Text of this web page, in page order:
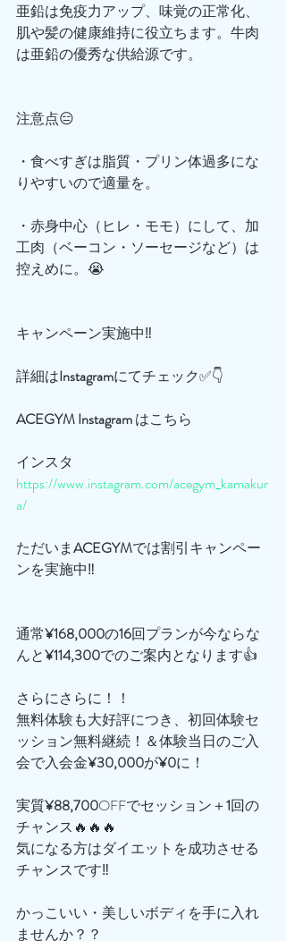
亜鉛は免疫力アップ、味覚の正常化、
肌や髪の健康維持に役立ちます。牛肉
は亜鉛の優秀な供給源です。
注意点😑
・食べすぎは脂質・プリン体過多にな
りやすいので適量を。
・赤身中心（ヒレ・モモ）にして、加
工肉（ベーコン・ソーセージなど）は
控えめに。😭
キャンペーン実施中‼️
詳細はInstagramにてチェック✅👇
ACEGYMInstagram はこちら
インスタ
https://www.instagram.com/acegym_kamakur
a/
ただいまACEGYMでは割引キャンペー
ンを実施中‼️
通常¥168,000の16回プランが今ならな
んと¥114,300でのご案内となります👍
さらにさらに！！
無料体験も大好評につき、初回体験セ
ッション無料継続！＆体験当日のご入
会で入会金¥30,000が¥0に！
実質¥88,700OFFでセッション＋1回の
チャンス🔥🔥🔥
気になる方はダイエットを成功させる
チャンスです‼️
かっこいい・美しいボディを手に入れ
ませんか？？